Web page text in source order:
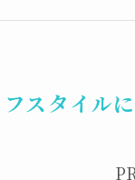
フスタイル